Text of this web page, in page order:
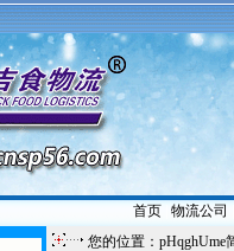
首页| 物流公司
您的位置：pHqghUme